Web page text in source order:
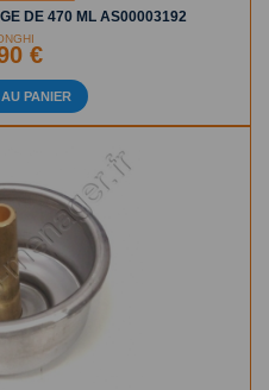
DE 470 ML AS00003192
€
PANIER